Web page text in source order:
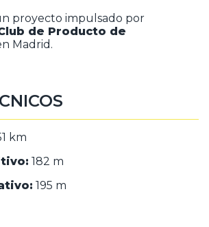
proyecto impulsado por
de Producto de
Madrid.
km
182 m
195 m